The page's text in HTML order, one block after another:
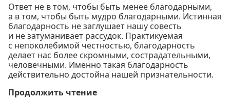
Ответ не в том, чтобы быть менее благодарными,
а в том, чтобы быть мудро благодарными. Истинная
благодарность не заглушает нашу совесть
и не затуманивает рассудок. Практикуемая
с непоколебимой честностью, благодарность
делает нас более скромными, сострадательными,
человечными. Именно такая благодарность
действительно достойна нашей признательности.
Продолжить чтение